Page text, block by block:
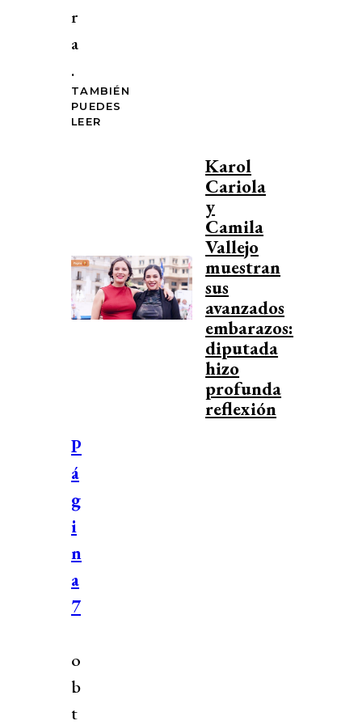
r
a
.
TAMBIÉN
PUEDES
LEER
Karol
Cariola
y
Camila
Vallejo
muestran
sus
avanzados
embarazos:
diputada
hizo
profunda
reflexión
P
á
g
i
n
a
7
o
b
t